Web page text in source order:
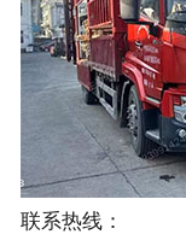
联系热线：